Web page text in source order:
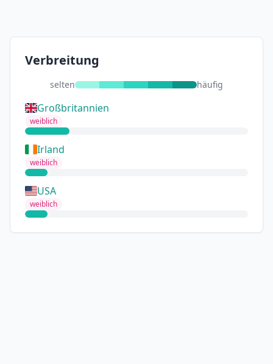
Verbreitung
selten häufig
Großbritannien
weiblich
Irland
weiblich
USA
weiblich